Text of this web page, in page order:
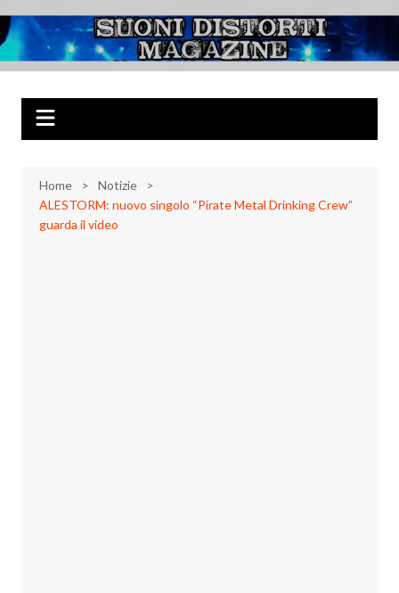
al
contenuto
Suoni Distorti
Magazine
Musica Rock, Metal, Punk e varie sonorità alternative
Home
Notizie
ALESTORM: nuovo singolo “Pirate Metal Drinking Crew”
guarda il video